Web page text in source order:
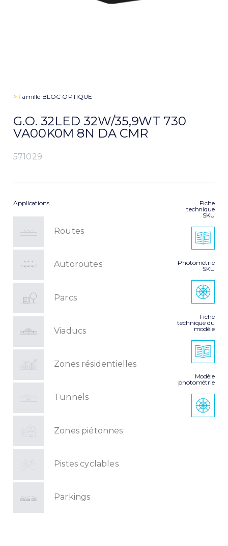
> Famille BLOC OPTIQUE
G.O. 32LED 32W/35,9WT 730
VA00K0M 8N DA CMR
571029
Applications
Routes
Autoroutes
Parcs
Viaducs
Zones résidentielles
Tunnels
Zones piétonnes
Pistes cyclables
Parkings
Fiche
technique
SKU
Photométrie
SKU
Fiche
technique du
modèle
Modèle
photométrie